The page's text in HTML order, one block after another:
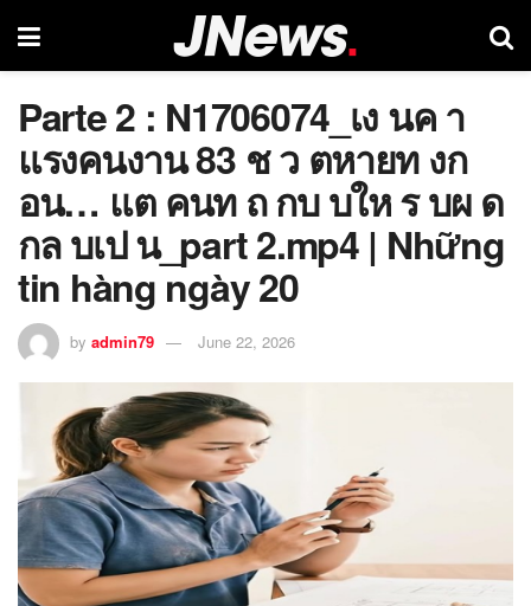
Parte 2 : N1706074_เง นค า
แรงคนงาน 83 ช ว ตหายท งก
อน… แต คนท ถ กบ บให ร บผ ด
กล บเป น_part 2.mp4 | Những
tin hàng ngày 20
by admin79 June 22, 2026